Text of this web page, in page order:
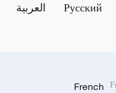
العربية Русский
French